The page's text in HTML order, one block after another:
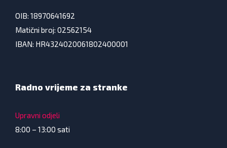
OIB: 18970641692
Matični broj: 02562154
IBAN: HR4324020061802400001
Radno vrijeme za stranke
Upravni odjeli
8:00 – 13:00 sati